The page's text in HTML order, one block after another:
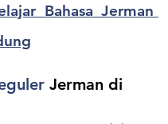
Bahasa Jerman
Jerman di